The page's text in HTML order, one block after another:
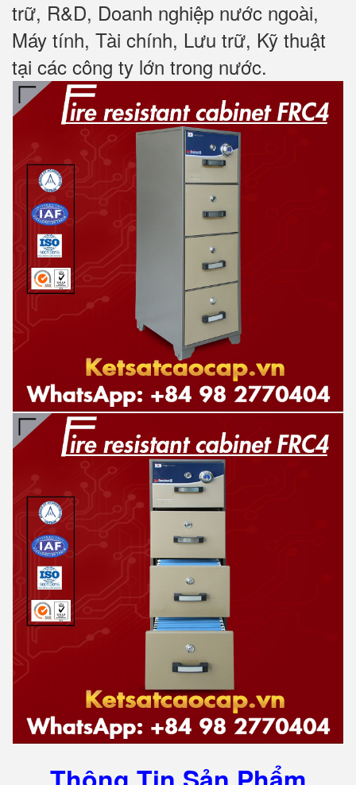
trữ, R&D, Doanh nghiệp nước ngoài,
Máy tính, Tài chính, Lưu trữ, Kỹ thuật
tại các công ty lớn trong nước.